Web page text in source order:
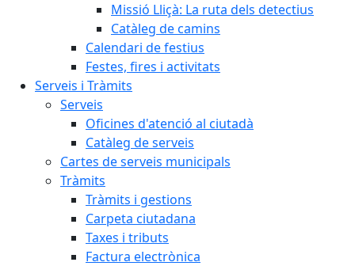
Missió Lliçà: La ruta dels detectius
Catàleg de camins
Calendari de festius
Festes, fires i activitats
Serveis i Tràmits
Serveis
Oficines d'atenció al ciutadà
Catàleg de serveis
Cartes de serveis municipals
Tràmits
Tràmits i gestions
Carpeta ciutadana
Taxes i tributs
Factura electrònica